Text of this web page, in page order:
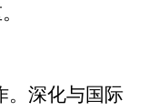
。深化与国际